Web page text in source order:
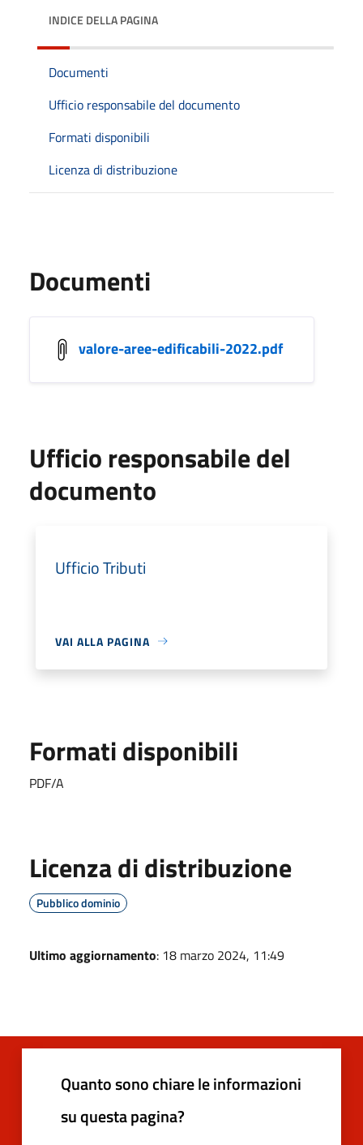
INDICE DELLA PAGINA
Documenti
Ufficio responsabile del documento
Formati disponibili
Licenza di distribuzione
Documenti
valore-aree-edificabili-2022.pdf
Ufficio responsabile del
documento
Ufficio Tributi
VAI ALLA PAGINA
Formati disponibili
PDF/A
Licenza di distribuzione
Pubblico dominio
Ultimo aggiornamento: 18 marzo 2024, 11:49
Quanto sono chiare le informazioni
su questa pagina?